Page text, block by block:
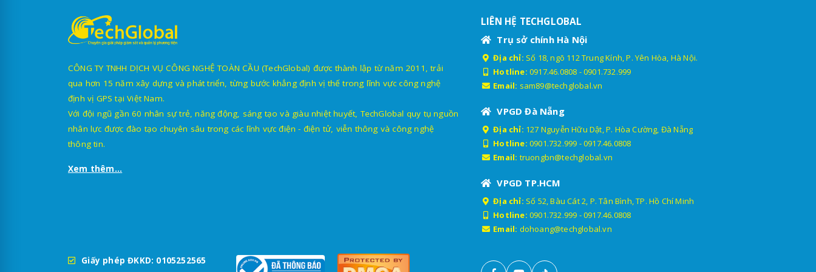
CÔNG TY TNHH DỊCH VỤ CÔNG NGHỆ TOÀN CẦU (TechGlobal) được thành lập từ năm 2011, trải
qua hơn 15 năm xây dựng và phát triển, từng bước khẳng định vị thế trong lĩnh vực công nghệ
định vị GPS tại Việt Nam.
Với đội ngũ gần 60 nhân sự trẻ, năng động, sáng tạo và giàu nhiệt huyết, TechGlobal quy tụ nguồn
nhân lực được đào tạo chuyên sâu trong các lĩnh vực điện - điện tử, viễn thông và công nghệ
thông tin.
Xem thêm...
Giấy phép ĐKKD: 0105252565
LIÊN HỆ TECHGLOBAL
Trụ sở chính Hà Nội
Địa chỉ: Số 18, ngõ 112 Trung Kính, P. Yên Hòa, Hà Nội.
Hotline: 0917.46.0808 -0901.732.999
Email: sam89@techglobal.vn
VPGD Đà Nẵng
Địa chỉ: 127 Nguyễn Hữu Dật, P. Hòa Cường, Đà Nẵng
Hotline: 0901.732.999 -0917.46.0808
Email: truongbn@techglobal.vn
VPGD TP.HCM
Địa chỉ: Số 52, Bàu Cát 2, P. Tân Bình, TP. Hồ Chí Minh
Hotline: 0901.732.999 -0917.46.0808
Email: dohoang@techglobal.vn